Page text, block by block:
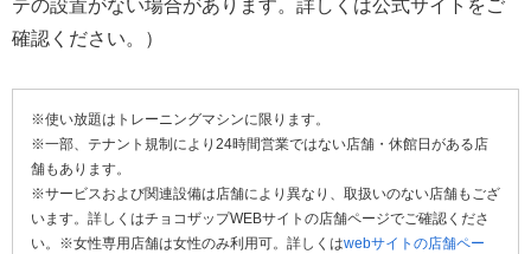
テの設置がない場合があります。詳しくは公式サイトをご
確認ください。）
※使い放題はトレーニングマシンに限ります。
※一部、テナント規制により24時間営業ではない店舗・休館日がある店
舗もあります。
※サービスおよび関連設備は店舗により異なり、取扱いのない店舗もござ
います。詳しくはチョコザップWEBサイトの店舗ページでご確認くださ
い。※女性専用店舗は女性のみ利用可。詳しくはwebサイトの店舗ペー